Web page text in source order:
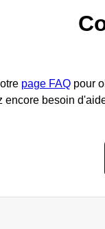
page FAQ pour
encore besoin